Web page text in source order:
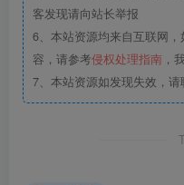
客发现请向站长举报
6、本站资源均来自互联网
容，请参考侵权处理指南 ，
7、本站资源如发现失效，请